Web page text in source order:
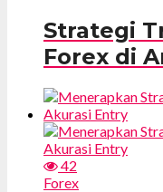
Strategi
Forex di
42
Forex